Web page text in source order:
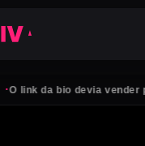
O link da bio devia vender